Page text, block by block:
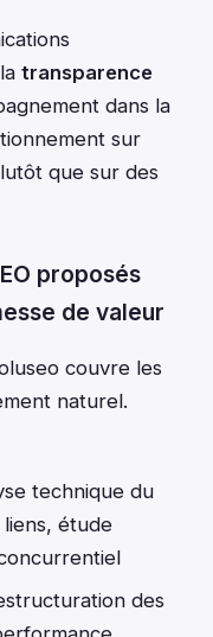
transparence
dans la
sur
que sur des
proposés
de valeur
couvre les
naturel.
technique du
étude
des